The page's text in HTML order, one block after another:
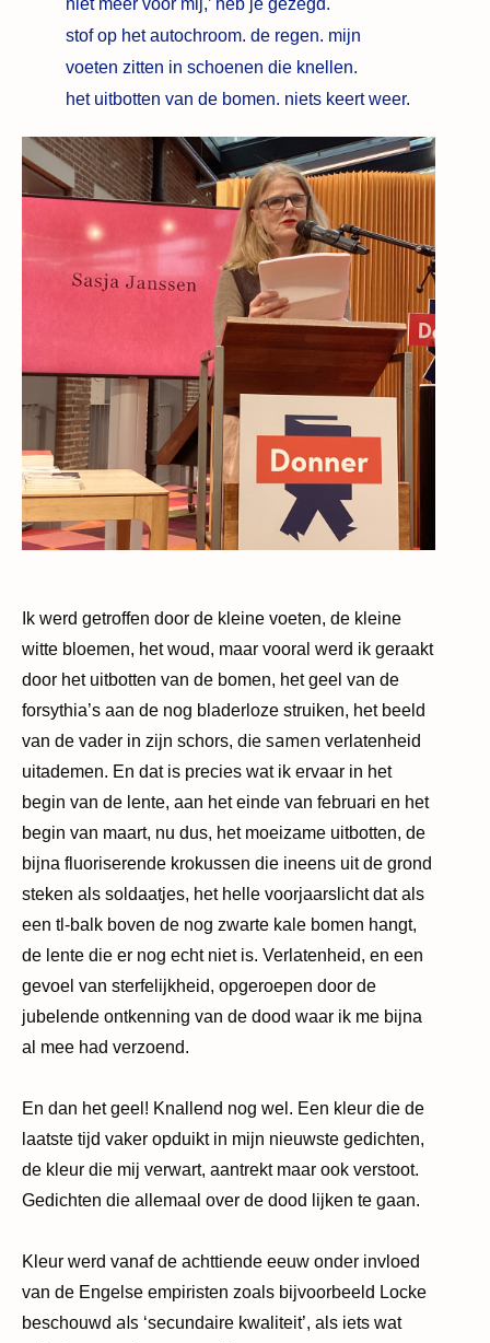
niet meer voor mij,’ heb je gezegd.
stof op het autochroom. de regen. mijn
voeten zitten in schoenen die knellen.
het uitbotten van de bomen. niets keert weer.
Ik werd getroffen door de kleine voeten, de kleine
witte bloemen, het woud, maar vooral werd ik geraakt
door het uitbotten van de bomen, het geel van de
forsythia’s aan de nog bladerloze struiken, het beeld
van de vader in zijn schors, die samen verlatenheid
uitademen. En dat is precies wat ik ervaar in het
begin van de lente, aan het einde van februari en het
begin van maart, nu dus, het moeizame uitbotten, de
bijna fluoriserende krokussen die ineens uit de grond
steken als soldaatjes, het helle voorjaarslicht dat als
een tl-balk boven de nog zwarte kale bomen hangt,
de lente die er nog echt niet is. Verlatenheid, en een
gevoel van sterfelijkheid, opgeroepen door de
jubelende ontkenning van de dood waar ik me bijna
al mee had verzoend.
En dan het geel! Knallend nog wel. Een kleur die de
laatste tijd vaker opduikt in mijn nieuwste gedichten,
de kleur die mij verwart, aantrekt maar ook verstoot.
Gedichten die allemaal over de dood lijken te gaan.
Kleur werd vanaf de achttiende eeuw onder invloed
van de Engelse empiristen zoals bijvoorbeeld Locke
beschouwd als ‘secundaire kwaliteit’, als iets wat